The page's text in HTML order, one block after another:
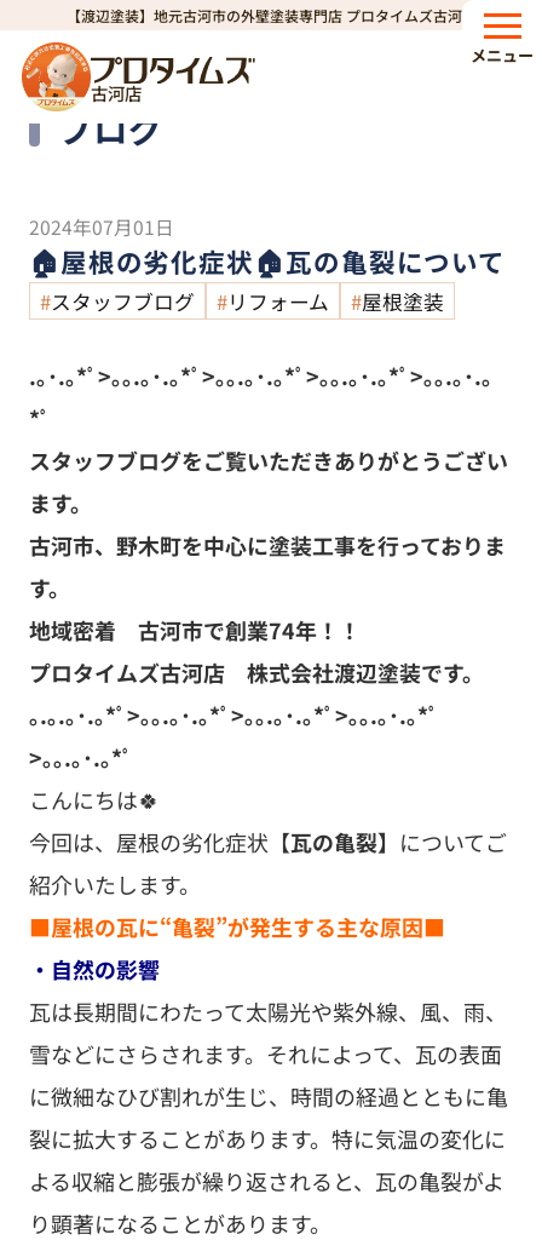
【渡辺塗装】地元古河市の外壁塗装専門店 プロタイムズ古河店
古河店
メニュー
HOME>ブログ> 🏠屋根の劣化症状🏠瓦の亀裂について
ブログ
Blog
2024年07月01日
🏠屋根の劣化症状🏠瓦の亀裂について
スタッフブログ リフォーム 屋根塗装
.｡･.｡*ﾟ>｡｡.｡･.｡*ﾟ>｡｡.｡･.｡*ﾟ>｡｡.｡･.｡*ﾟ>｡｡.｡･.｡
*ﾟ
スタッフブログをご覧いただきありがとうござい
ます。
古河市、野木町を中心に塗装工事を行っておりま
す。
地域密着 古河市で創業74年！！
プロタイムズ古河店 株式会社渡辺塗装です。
｡.｡.｡･.｡*ﾟ>｡｡.｡･.｡*ﾟ>｡｡.｡･.｡*ﾟ>｡｡.｡･.｡*ﾟ
>｡｡.｡･.｡*ﾟ
こんにちは🍀
今回は、屋根の劣化症状【瓦の亀裂】 についてご
紹介いたします。
■屋根の瓦に“亀裂”が発生する主な原因■
・自然の影響
瓦は長期間にわたって太陽光や紫外線、風、雨、
雪などにさらされます。それによって、瓦の表面
に微細なひび割れが生じ、時間の経過とともに亀
裂に拡大することがあります。特に気温の変化に
よる収縮と膨張が繰り返されると、瓦の亀裂がよ
り顕著になることがあります。